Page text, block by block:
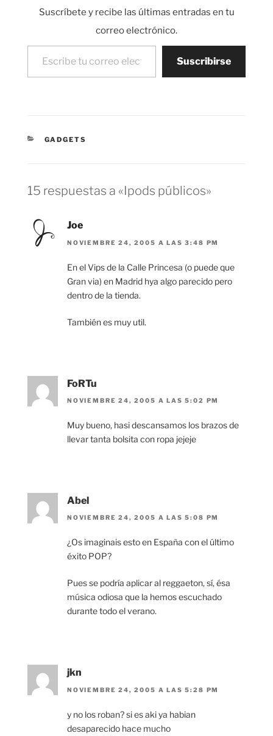
alguien…
Suscríbete y recibe las últimas entradas en tu
correo electrónico.
Escribe tu correo electrónico…
Suscribirse
CATEGORÍAS
GADGETS
15 respuestas a «Ipods públicos»
Joe
NOVIEMBRE 24, 2005 A LAS 3:48 PM
En el Vips de la Calle Princesa (o puede que
Gran via) en Madrid hya algo parecido pero
dentro de la tienda.
También es muy util.
FoRTu
NOVIEMBRE 24, 2005 A LAS 5:02 PM
Muy bueno, hasi descansamos los brazos de
llevar tanta bolsita con ropa jejeje
Abel
NOVIEMBRE 24, 2005 A LAS 5:08 PM
¿Os imaginais esto en España con el último
éxito POP?
Pues se podría aplicar al reggaeton, sí, ésa
música odiosa que la hemos escuchado
durante todo el verano.
jkn
NOVIEMBRE 24, 2005 A LAS 5:28 PM
y no los roban? si es aki ya habian
desaparecido hace mucho